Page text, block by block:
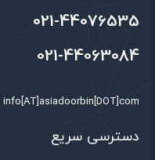
نام*
021-44076535
021-44063084
info[AT]asiadoorbin[DOT]com
دسترسی سریع